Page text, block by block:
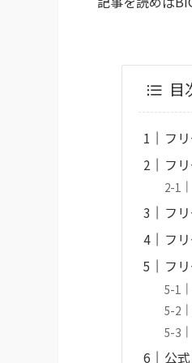
目
フ
フ
フ
フ
フ
公